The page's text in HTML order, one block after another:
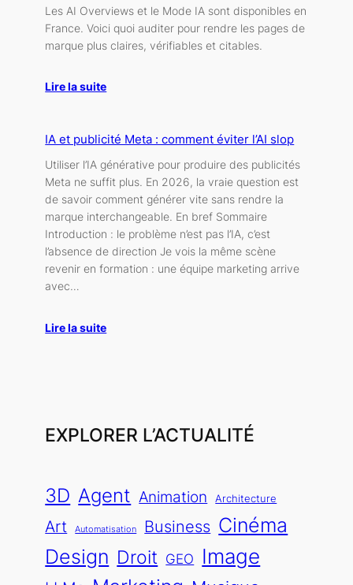
Les AI Overviews et le Mode IA sont disponibles en
France. Voici quoi auditer pour rendre les pages de
marque plus claires, vérifiables et citables.
Lire la suite
IA et publicité Meta : comment éviter l’AI slop
Utiliser l’IA générative pour produire des publicités
Meta ne suffit plus. En 2026, la vraie question est
de savoir comment générer vite sans rendre la
marque interchangeable. En bref Sommaire
Introduction : le problème n’est pas l’IA, c’est
l’absence de direction Je vois la même scène
revenir en formation : une équipe marketing arrive
avec…
Lire la suite
EXPLORER L’ACTUALITÉ
3D Agent Animation Architecture
Art Automatisation Business Cinéma
Design Droit GEO Image